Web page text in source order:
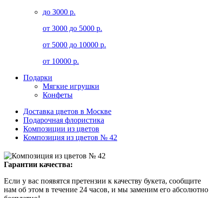
до 3000 р.
от 3000 до 5000 р.
от 5000 до 10000 р.
от 10000 р.
Подарки
Мягкие игрушки
Конфеты
Доставка цветов в Москве
Подарочная флористика
Композиции из цветов
Композиция из цветов № 42
Гарантии качества:
Если у вас появятся претензии к качеству букета, сообщите
нам об этом в течение 24 часов, и мы заменим его абсолютно